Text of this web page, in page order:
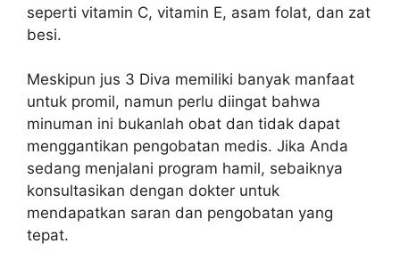
seperti vitamin C, vitamin E, asam folat, dan zat
besi.
Meskipun jus 3 Diva memiliki banyak manfaat
untuk promil, namun perlu diingat bahwa
minuman ini bukanlah obat dan tidak dapat
menggantikan pengobatan medis. Jika Anda
sedang menjalani program hamil, sebaiknya
konsultasikan dengan dokter untuk
mendapatkan saran dan pengobatan yang
tepat.